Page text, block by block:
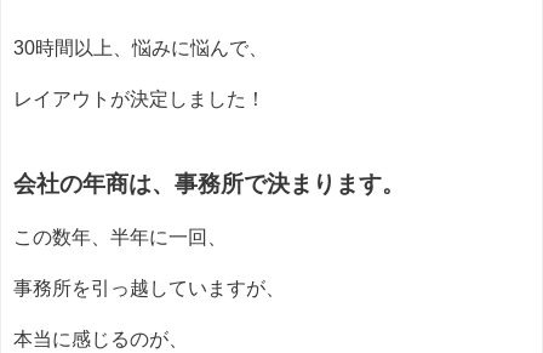
30時間以上、悩みに悩んで、
レイアウトが決定しました！
会社の年商は、事務所で決まります。
この数年、半年に一回、
事務所を引っ越していますが、
本当に感じるのが、